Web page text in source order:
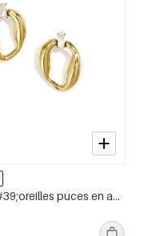
Boucles d&#39;oreilles puces en acier inoxydable, forme irrégulière, collection Simple Daily Simple, bijoux pour femmes